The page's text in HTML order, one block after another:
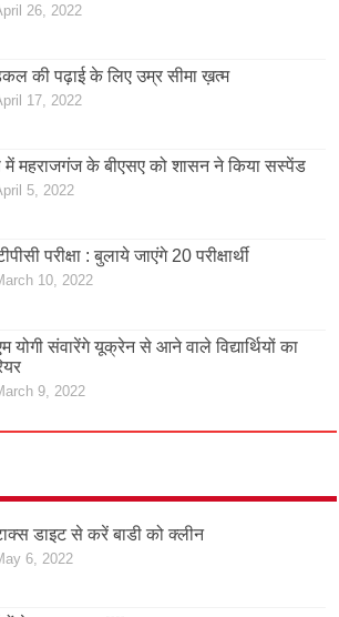
26, 2022
की पढ़ाई के लिए उम्र सीमा ख़त्म
17, 2022
में महराजगंज के बीएसए को शासन ने किया सस्पेंड
5, 2022
परीक्षा : बुलाये जाएंगे 20 परीक्षार्थी
10, 2022
योगी संवारेंगे यूक्रेन से आने वाले विद्यार्थियों का
9, 2022
डाइट से करें बाडी को क्लीन
6, 2022